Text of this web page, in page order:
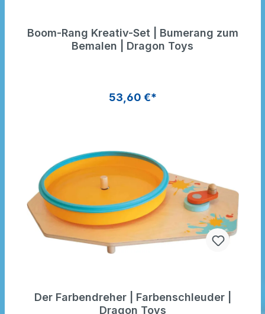
Boom-Rang Kreativ-Set | Bumerang zum
Bemalen | Dragon Toys
53,60 €*
Der Farbendreher | Farbenschleuder |
Dragon Toys